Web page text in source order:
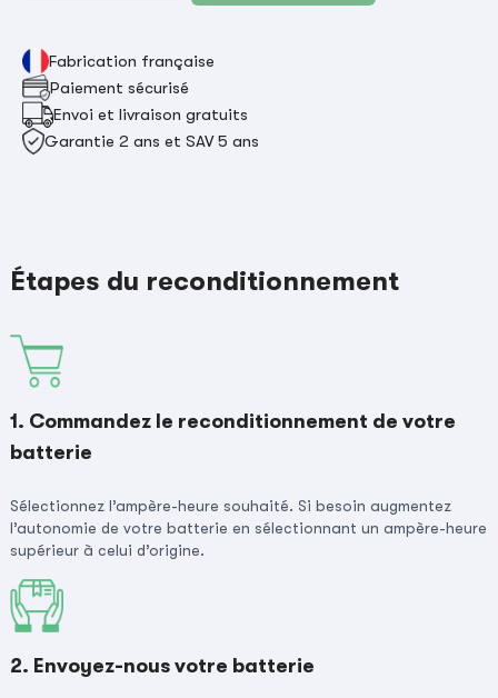
Fabrication française
Paiement sécurisé
Envoi et livraison gratuits
Garantie 2 ans et SAV 5 ans
Étapes du reconditionnement
1. Commandez le reconditionnement de votre
batterie
Sélectionnez l’ampère-heure souhaité. Si besoin augmentez
l’autonomie de votre batterie en sélectionnant un ampère-heure
supérieur à celui d’origine.
2. Envoyez-nous votre batterie